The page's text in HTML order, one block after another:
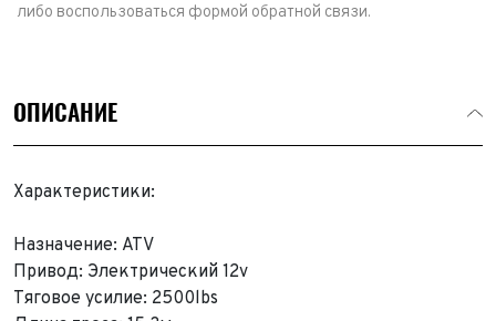
либо воспользоваться формой обратной связи.
ОПИСАНИЕ
Характеристики:
Назначение: ATV
Привод: Электрический 12v
Тяговое усилие: 2500lbs